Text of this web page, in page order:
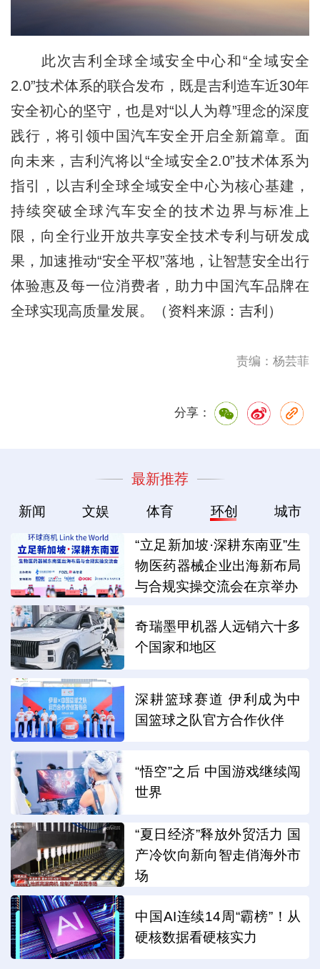
此次吉利全球全域安全中心和“全域安全
2.0”技术体系的联合发布，既是吉利造车近30年
安全初心的坚守，也是对“以人为尊”理念的深度
践行，将引领中国汽车安全开启全新篇章。面
向未来，吉利汽将以“全域安全2.0”技术体系为
指引，以吉利全球全域安全中心为核心基建，
持续突破全球汽车安全的技术边界与标准上
限，向全行业开放共享安全技术专利与研发成
果，加速推动“安全平权”落地，让智慧安全出行
体验惠及每一位消费者，助力中国汽车品牌在
全球实现高质量发展。（资料来源：吉利）
责编：杨芸菲
分享：
最新推荐
新闻 文娱 体育 环创 城市
“立足新加坡·深耕东南亚”生
物医药器械企业出海新布局
与合规实操交流会在京举办
奇瑞墨甲机器人远销六十多
个国家和地区
深耕篮球赛道 伊利成为中
国篮球之队官方合作伙伴
“悟空”之后 中国游戏继续闯
世界
“夏日经济”释放外贸活力 国
产冷饮向新向智走俏海外市
场
中国AI连续14周“霸榜”！从
硬核数据看硬核实力